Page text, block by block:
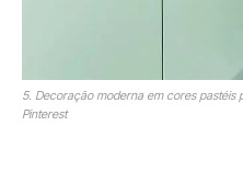
5. Decoração moderna em cores pastéis
Pinterest